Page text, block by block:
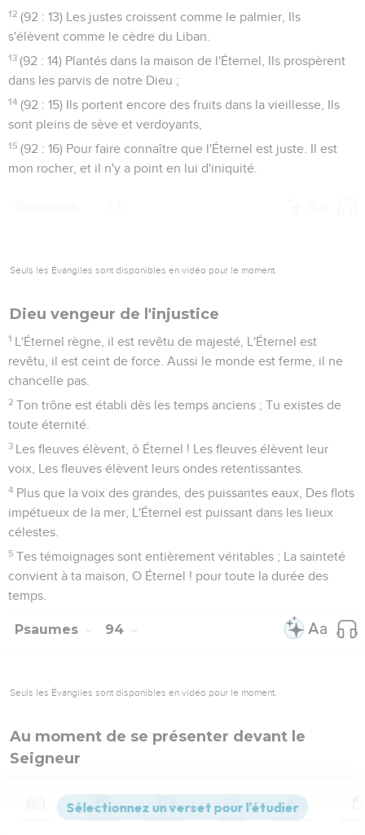
12 (92 : 13) Les justes croissent comme le palmier, Ils
s'élèvent comme le cèdre du Liban.
13 (92 : 14) Plantés dans la maison de l'Éternel, Ils prospèrent
dans les parvis de notre Dieu ;
14 (92 : 15) Ils portent encore des fruits dans la vieillesse, Ils
sont pleins de sève et verdoyants,
15 (92 : 16) Pour faire connaître que l'Éternel est juste. Il est
mon rocher, et il n'y a point en lui d'iniquité.
Seuls les Évangiles sont disponibles en vidéo pour le moment.
Dieu vengeur de l'injustice
1 L'Éternel règne, il est revêtu de majesté, L'Éternel est
revêtu, il est ceint de force. Aussi le monde est ferme, il ne
chancelle pas.
2 Ton trône est établi dès les temps anciens ; Tu existes de
toute éternité.
3 Les fleuves élèvent, ô Éternel ! Les fleuves élèvent leur
voix, Les fleuves élèvent leurs ondes retentissantes.
4 Plus que la voix des grandes, des puissantes eaux, Des flots
impétueux de la mer, L'Éternel est puissant dans les lieux
célestes.
5 Tes témoignages sont entièrement véritables ; La sainteté
convient à ta maison, O Éternel ! pour toute la durée des
temps.
Psaumes 94
Seuls les Évangiles sont disponibles en vidéo pour le moment.
Au moment de se présenter devant le
Seigneur
Versions Commentaires Strong